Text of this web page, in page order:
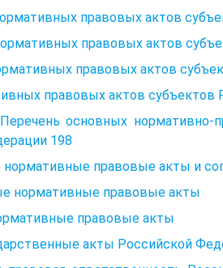
правовых актов
правовых актов
правовых актов
правовых актов субъектов
основных
198
правовые акты и
нормативные правовые акты
правовые акты
акты Российской